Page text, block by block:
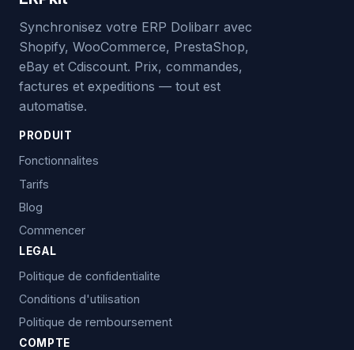
Synchronisez votre ERP Dolibarr avec
Shopify, WooCommerce, PrestaShop,
eBay et Cdiscount. Prix, commandes,
factures et expeditions — tout est
automatise.
PRODUIT
Fonctionnalites
Tarifs
Blog
Commencer
LEGAL
Politique de confidentialite
Conditions d'utilisation
Politique de remboursement
COMPTE